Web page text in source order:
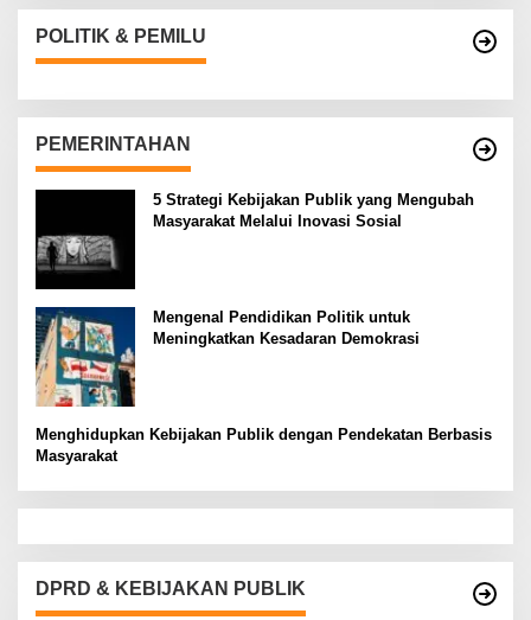
POLITIK & PEMILU
PEMERINTAHAN
5 Strategi Kebijakan Publik yang Mengubah
Masyarakat Melalui Inovasi Sosial
Mengenal Pendidikan Politik untuk
Meningkatkan Kesadaran Demokrasi
Menghidupkan Kebijakan Publik dengan Pendekatan Berbasis
Masyarakat
DPRD & KEBIJAKAN PUBLIK